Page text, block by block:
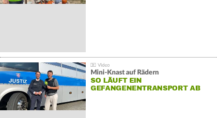
Mini-Knast auf Rädern
SO LÄUFT EIN
GEFANGENENTRANSPORT AB